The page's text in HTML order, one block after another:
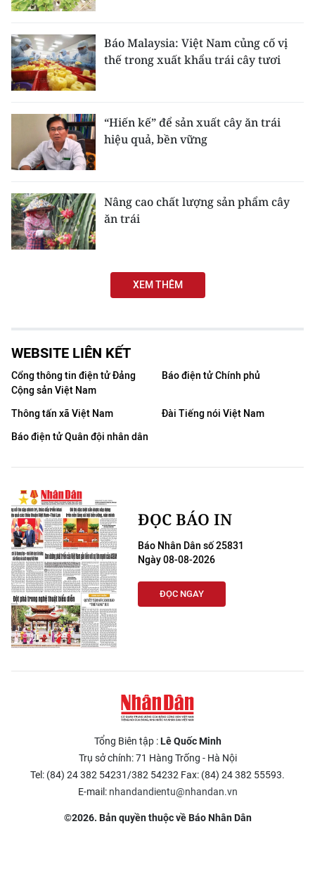
Trung du và miền núi phía Bắc
Đồng bằng sông Hồng
Bắc Trung Bộ
Nguyên
Đông Nam Bộ
Đồng bằng sông Cửu Long
Chuyên trang Hà Nội
Chuyên trang TP. Hồ Chí Minh
CÁC CHUYÊN TRANG
VỀ BÁO NHÂN DÂN
THỜI NAY
NHÂN DÂN CUỐI TUẦN
ĐỌC BÁO IN
ENGLISH
中文
FRANÇAIS
Báo Malaysia: Việt Nam củng cố vị
thế trong xuất khẩu trái cây tươi
“Hiến kế” để sản xuất cây ăn trái
hiệu quả, bền vững
Nâng cao chất lượng sản phẩm cây
ăn trái
XEM THÊM
WEBSITE LIÊN KẾT
Cổng thông tin điện tử Đảng
Cộng sản Việt Nam
Báo điện tử Chính phủ
Thông tấn xã Việt Nam
Đài Tiếng nói Việt Nam
Báo điện tử Quân đội nhân dân
ĐỌC BÁO IN
Báo Nhân Dân số 25831
Ngày 08-08-2026
ĐỌC NGAY
Tổng Biên tập :Lê Quốc Minh
Trụ sở chính: 71 Hàng Trống - Hà Nội
Tel: (84) 24 382 54231/382 54232 Fax: (84) 24 382 55593.
E-mail: nhandandientu@nhandan.vn
©2026. Bản quyền thuộc về Báo Nhân Dân